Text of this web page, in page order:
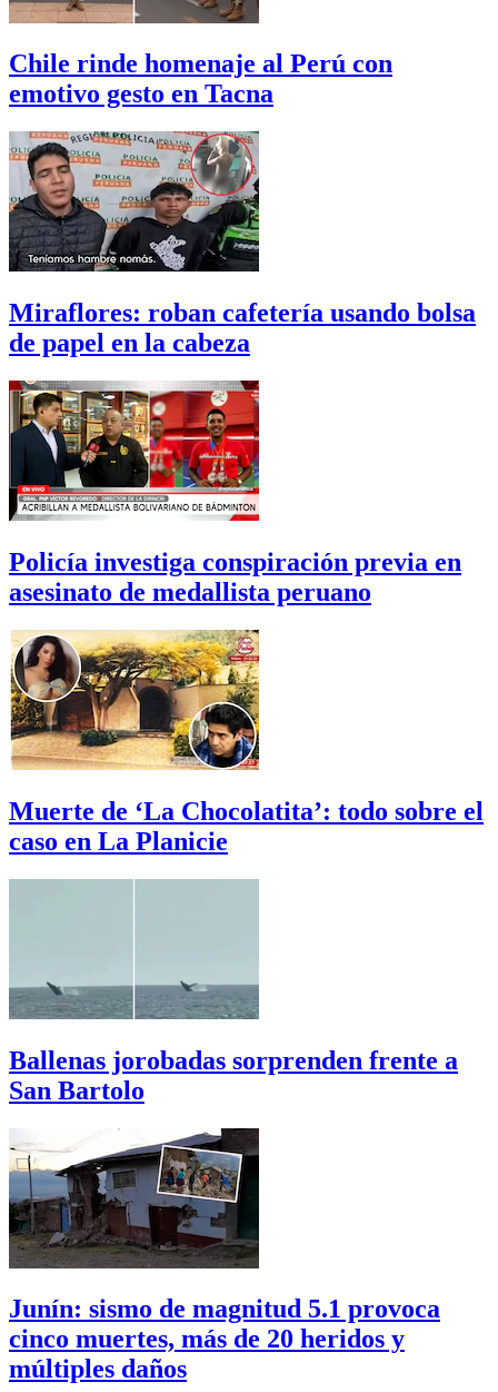
Chile rinde homenaje al Perú con
emotivo gesto en Tacna
Miraflores: roban cafetería usando bolsa
de papel en la cabeza
Policía investiga conspiración previa en
asesinato de medallista peruano
Muerte de ‘La Chocolatita’: todo sobre el
caso en La Planicie
Ballenas jorobadas sorprenden frente a
San Bartolo
Junín: sismo de magnitud 5.1 provoca
cinco muertes, más de 20 heridos y
múltiples daños